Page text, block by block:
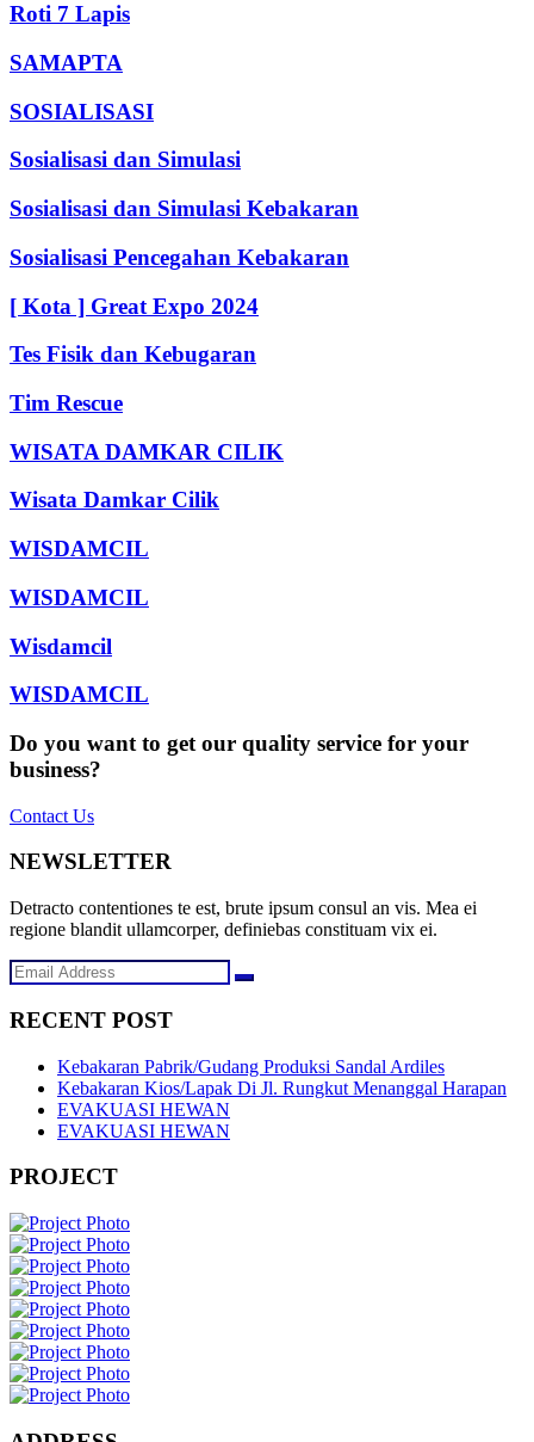
Roti 7 Lapis
SAMAPTA
SOSIALISASI
Sosialisasi dan Simulasi
Sosialisasi dan Simulasi Kebakaran
Sosialisasi Pencegahan Kebakaran
[ Kota ] Great Expo 2024
Tes Fisik dan Kebugaran
Tim Rescue
WISATA DAMKAR CILIK
Wisata Damkar Cilik
WISDAMCIL
WISDAMCIL
Wisdamcil
WISDAMCIL
Do you want to get our quality service for your
business?
Contact Us
NEWSLETTER
Detracto contentiones te est, brute ipsum consul an vis. Mea ei
regione blandit ullamcorper, definiebas constituam vix ei.
RECENT POST
Kebakaran Pabrik/Gudang Produksi Sandal Ardiles
Kebakaran Kios/Lapak Di Jl. Rungkut Menanggal Harapan
EVAKUASI HEWAN
EVAKUASI HEWAN
PROJECT